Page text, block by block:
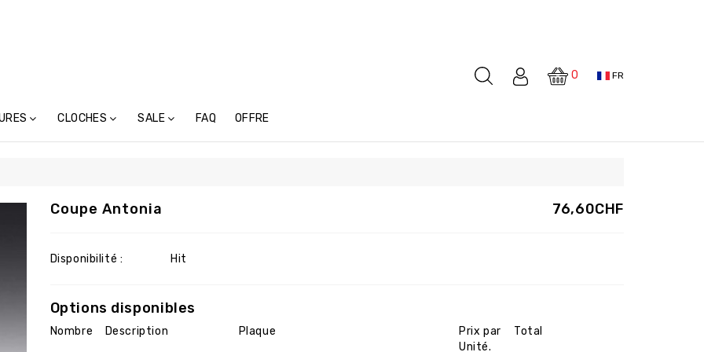
0 FR
CLOCHES SALE FAQ OFFRE
76,60CHF
Coupe Antonia
Disponibilité : Hit
Options disponibles
Nombre Description Plaque
Prix par
Unité.
Total